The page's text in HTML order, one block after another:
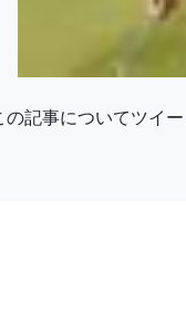
記事についてツイ